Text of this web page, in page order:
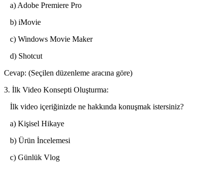
a) Adobe Premiere Pro
b) iMovie
c) Windows Movie Maker
d) Shotcut
Cevap: (Seçilen düzenleme aracına göre)
3. İlk Video Konsepti Oluşturma:
İlk video içeriğinizde ne hakkında konuşmak istersiniz?
a) Kişisel Hikaye
b) Ürün İncelemesi
c) Günlük Vlog